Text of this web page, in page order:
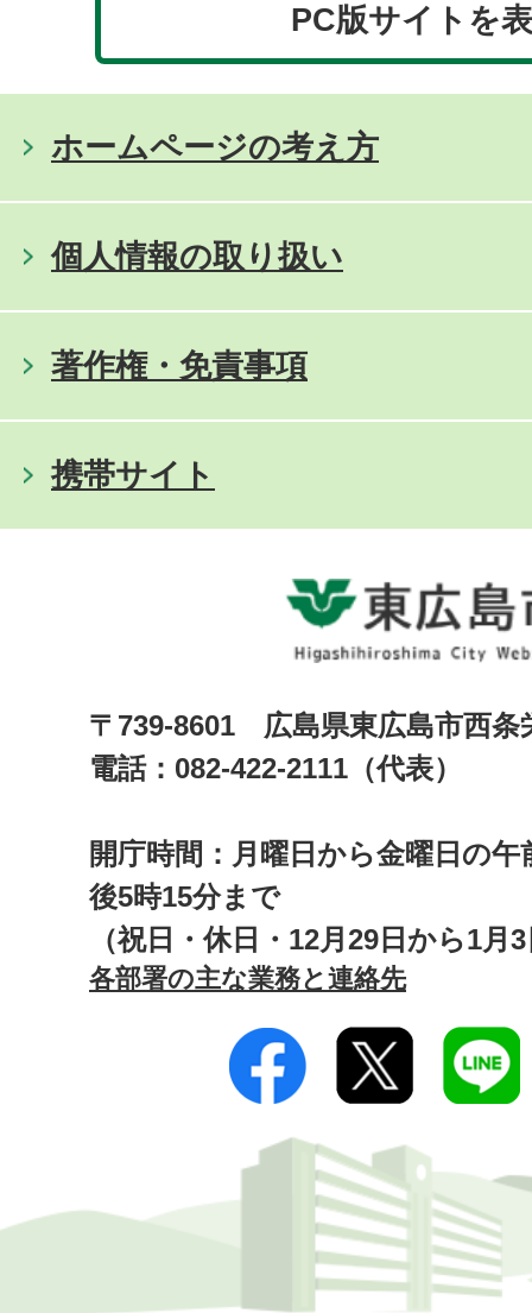
PC版サイトを
ホームページの考え方
個人情報の取り扱い
著作権・免責事項
携帯サイト
〒739-8601 広島県東広島市西
電話：082-422-2111（代表）
開庁時間：月曜日から金曜日の午
後5時15分まで
（祝日・休日・12月29日から1月
各部署の主な業務と連絡先